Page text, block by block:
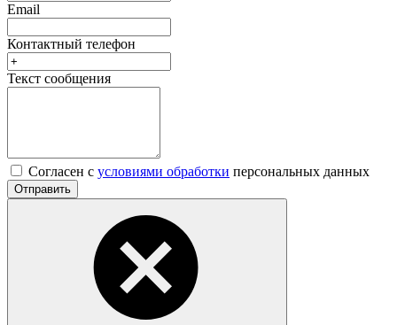
Email
Контактный телефон
Текст сообщения
Согласен с условиями обработки персональных данных
Отправить